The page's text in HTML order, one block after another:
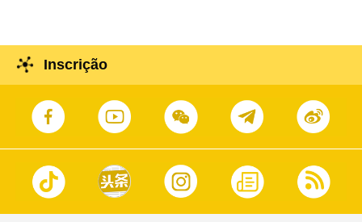
Inscrição